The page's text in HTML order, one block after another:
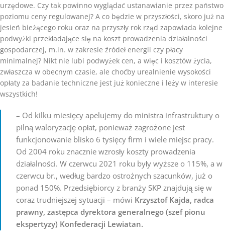
urzędowe. Czy tak powinno wyglądać ustanawianie przez państwo
poziomu ceny regulowanej? A co będzie w przyszłości, skoro już na
jesień bieżącego roku oraz na przyszły rok rząd zapowiada kolejne
podwyżki przekładające się na koszt prowadzenia działalności
gospodarczej, m.in. w zakresie źródeł energii czy płacy
minimalnej? Nikt nie lubi podwyżek cen, a więc i kosztów życia,
zwłaszcza w obecnym czasie, ale choćby urealnienie wysokości
opłaty za badanie techniczne jest już konieczne i leży w interesie
wszystkich!
– Od kilku miesięcy apelujemy do ministra infrastruktury o
pilną waloryzację opłat, ponieważ zagrożone jest
funkcjonowanie blisko 6 tysięcy firm i wiele miejsc pracy.
Od 2004 roku znacznie wzrosły koszty prowadzenia
działalności. W czerwcu 2021 roku były wyższe o 115%, a w
czerwcu br., według bardzo ostrożnych szacunków, już o
ponad 150%. Przedsiębiorcy z branży SKP znajdują się w
coraz trudniejszej sytuacji – mówi Krzysztof Kajda, radca
prawny, zastępca dyrektora generalnego (szef pionu
ekspertyzy) Konfederacji Lewiatan.